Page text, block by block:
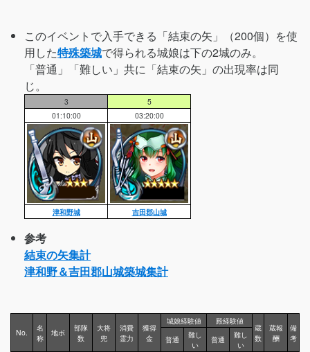
このイベントで入手できる「結束の矢」（200個）を使
用した特殊築城で得られる城娘は下の2城のみ。
「普通」「難しい」共に「結束の矢」の出現率は同
じ。
3
5
01:10:00
03:20:00
津和野城 吉田郡山城
参考
結束の矢集計
津和野＆吉田郡山城築城集計
No.
名
称
地ボ
部隊
数
大将
兜
消費
霊力
獲得
金
城娘経験値 殿経験値
蔵
数
蔵報
酬
備
考
普通
難し
い
普通
難し
い